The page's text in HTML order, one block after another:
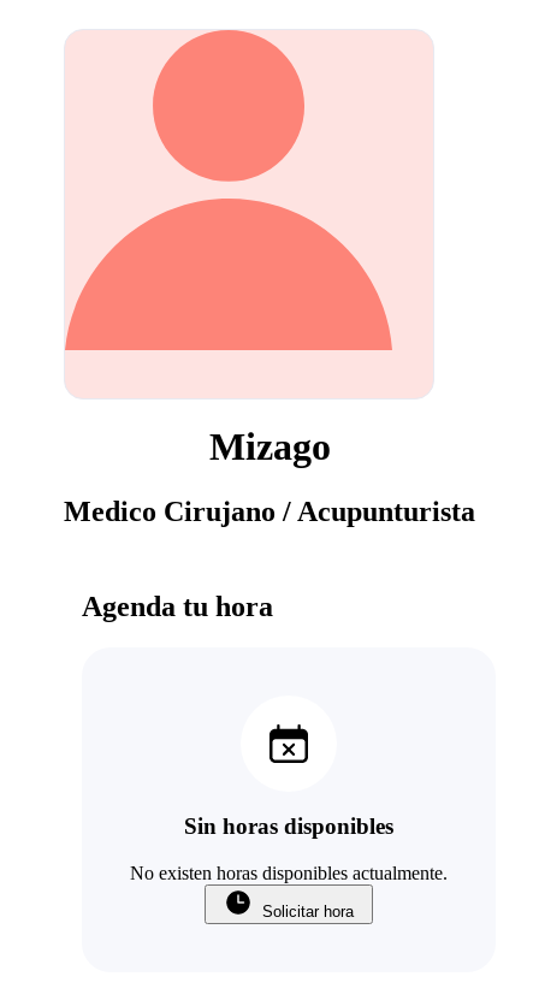
Mizago
Medico Cirujano / Acupunturista
Agenda tu hora
Sin horas disponibles
No existen horas disponibles actualmente.
Solicitar hora